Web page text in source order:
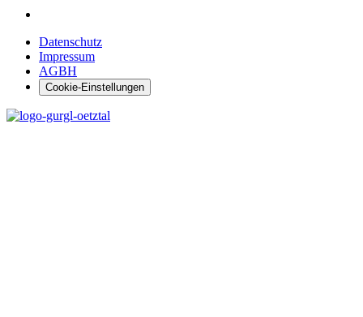
Datenschutz
Impressum
AGBH
Cookie-Einstellungen